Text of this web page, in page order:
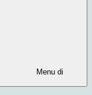
Menu di